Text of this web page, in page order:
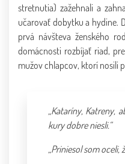
stretnutia) zažehnali a
učarovať dobytku a hydine.
prvá návšteva ženského
domácnosti rozbíjať riad,
mužov chlapcov, ktorí nosili
„Kataríny, Katreny,
kury dobre niesli.“
„Priniesol som oceli,